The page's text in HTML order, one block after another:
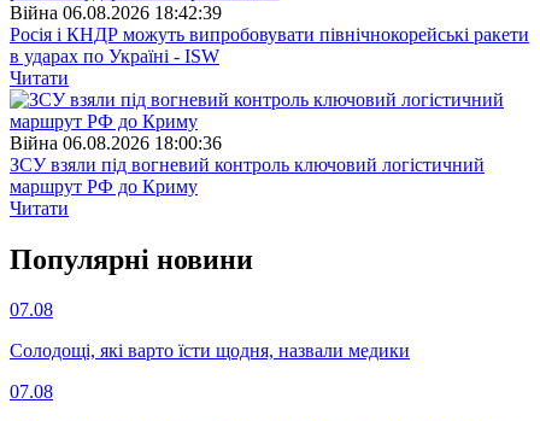
Війна 06.08.2026 18:42:39
Росія і КНДР можуть випробовувати північнокорейські ракети
в ударах по Україні - ISW
Читати
Війна 06.08.2026 18:00:36
ЗСУ взяли під вогневий контроль ключовий логістичний
маршрут РФ до Криму
Читати
Популярнi новини
07.08
Солодощі, які варто їсти щодня, назвали медики
07.08